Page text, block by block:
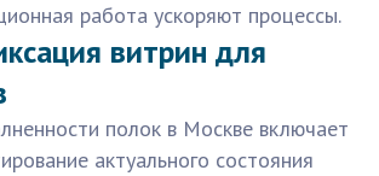
работа ускоряют процессы.
витрин для
полок в Москве включает
актуального состояния